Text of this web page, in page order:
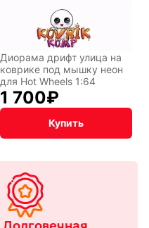
Диорама дрифт улица на
коврике под мышку неон
для Hot Wheels 1:64
1 700₽
Купить